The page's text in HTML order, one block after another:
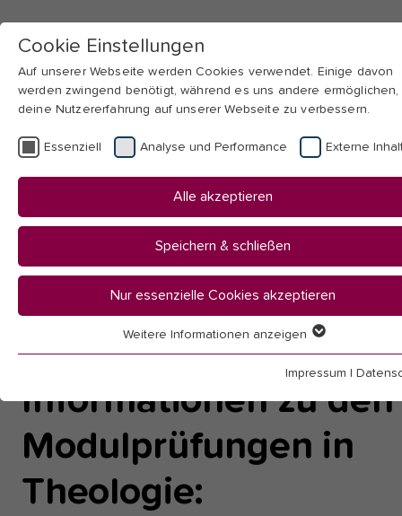
Skip to main navigation Skip to page footer
You
here:
Startseite
Fakultäten & Institute
Theologie & Religionspädagogik
Informationen zu den
Modulprüfungen in
Theologie:
Cookie Einstellungen
Auf unserer Webseite werden Cookies verwendet. Einige davon
werden zwingend benötigt, während es uns andere ermöglichen,
deine Nutzererfahrung auf unserer Webseite zu verbessern.
Essenziell Analyse und Performance Externe
Alle akzeptieren
Speichern & schließen
Nur essenzielle Cookies akzeptieren
Essenzielle Cookies werden für grundlegende Funktionen der
einwandfrei funktioniert.
Analyse und Performance
Diese Gruppe beinhaltet alle Skripte für analytisches Tracking
zugehörige Cookies. Es hilft uns die Nutzererfahrung der
Weitere Informationen anzeigen
Impressum